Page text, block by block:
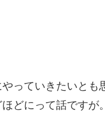
っていきたいとも
どにって話ですが。